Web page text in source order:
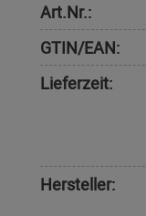
Art.Nr.:
GTIN/EAN:
Lieferzeit:
Hersteller: